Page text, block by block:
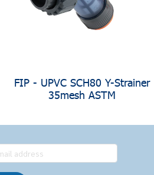
FIP - UPVC SCH80 Y-Strainer
35mesh ASTM